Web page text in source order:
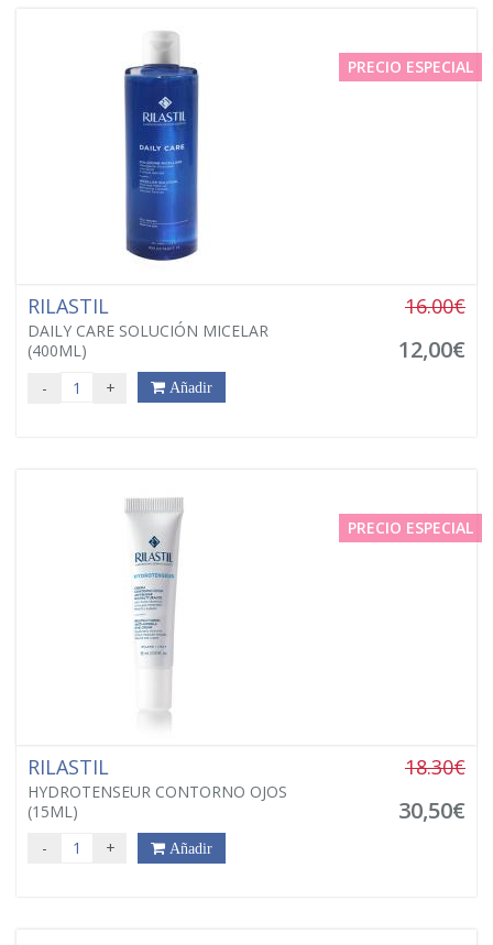
PRECIO ESPECIAL
RILASTIL
DAILY CARE SOLUCIÓN MICELAR
(400ML)
16.00€
12,00€
- + Añadir
PRECIO ESPECIAL
RILASTIL
HYDROTENSEUR CONTORNO OJOS
(15ML)
18.30€
30,50€
- + Añadir